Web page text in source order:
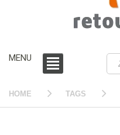
MENU
HOME TAGS